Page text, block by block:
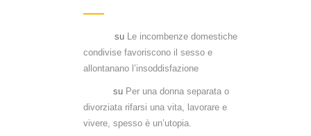
su Le incombenze domestiche
condivise favoriscono il sesso e
allontanano l’insoddisfazione
su Per una donna separata o
divorziata rifarsi una vita, lavorare e
vivere, spesso è un’utopia.